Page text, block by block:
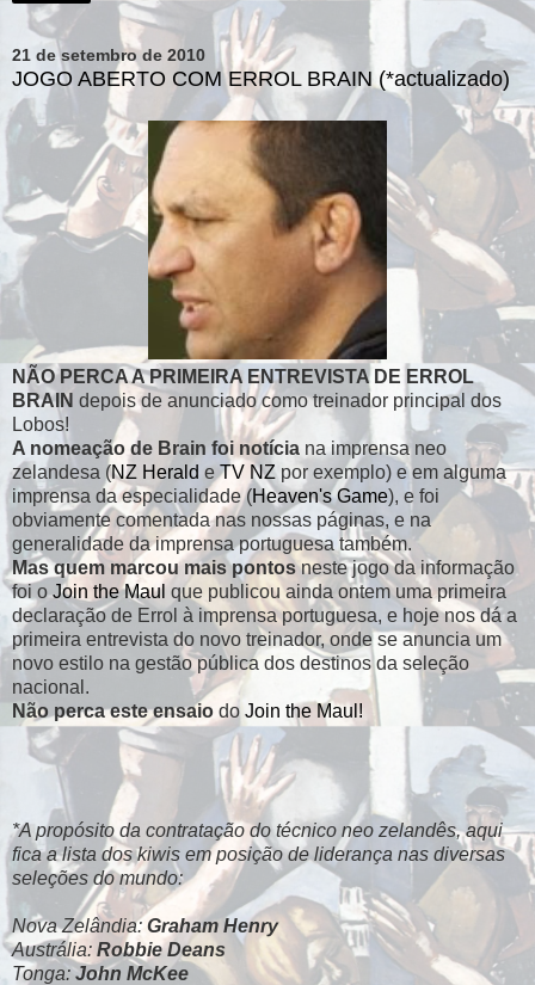
21 de setembro de 2010
JOGO ABERTO COM ERROL BRAIN (*actualizado)
NÃO PERCA A PRIMEIRA ENTREVISTA DE ERROL
BRAIN depois de anunciado como treinador principal dos
Lobos!
A nomeação de Brain foi notícia na imprensa neo
zelandesa (NZ Herald e TV NZ por exemplo) e em alguma
imprensa da especialidade (Heaven's Game), e foi
obviamente comentada nas nossas páginas, e na
generalidade da imprensa portuguesa também.
Mas quem marcou mais pontosneste jogo da informação
foi oJoin the Maul que publicou ainda ontem uma primeira
declaração de Errol à imprensa portuguesa, e hoje nos dá a
primeira entrevista do novo treinador, onde se anuncia um
novo estilo na gestão pública dos destinos da seleção
nacional.
Não perca este ensaio do Join the Maul!
*A propósito da contratação do técnico neo zelandês, aqui
fica a lista dos kiwis em posição de liderança nas diversas
seleções do mundo:
Nova Zelândia: Graham Henry
Austrália: Robbie Deans
Tonga: John McKee